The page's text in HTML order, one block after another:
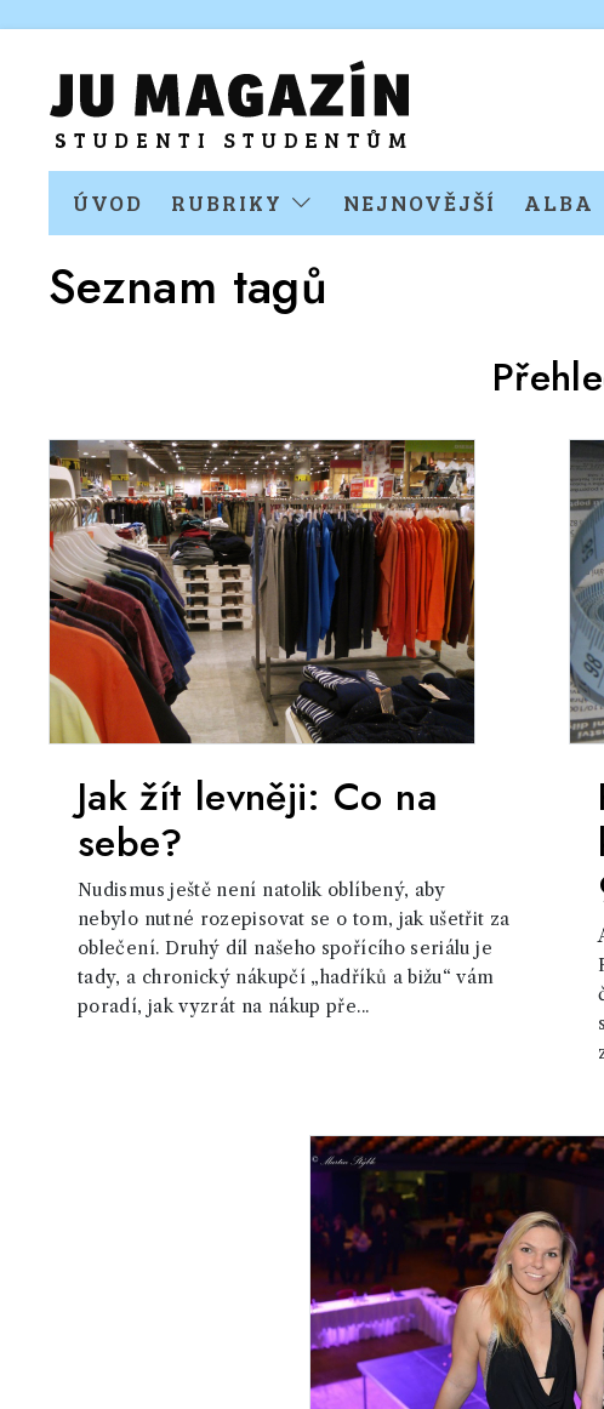
ÚVOD RUBRIKY NEJNOVĚJŠÍ ALBA
Seznam tagů
Jak žít levněji: Co na
sebe?
Nudismus ještě není natolik oblíbený, aby
nebylo nutné rozepisovat se o tom, jak ušetřit za
oblečení. Druhý díl našeho spořícího seriálu je
tady, a chronický nákupčí „hadříků a bižu“ vám
poradí, jak vyzrát na nákup pře...